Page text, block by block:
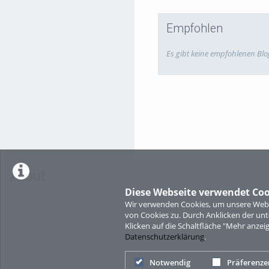
Diese Webseite verwendet
Wir verwenden Cookies, um unsere
von Cookies zu. Durch Anklicken der
Klicken auf die Schaltfläche "Mehr
Datenschutzerklärung.
Notwendig
Empfohlen
Es gibt keine empfohlenen
About